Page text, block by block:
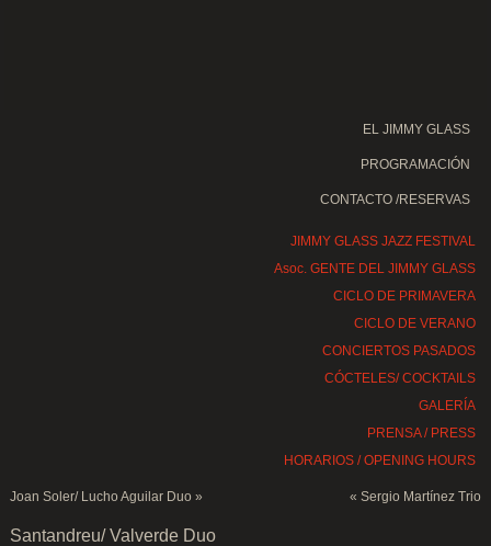
EL JIMMY GLASS
PROGRAMACIÓN
CONTACTO /RESERVAS
JIMMY GLASS JAZZ FESTIVAL
Asoc. GENTE DEL JIMMY GLASS
CICLO DE PRIMAVERA
CICLO DE VERANO
CONCIERTOS PASADOS
CÓCTELES/ COCKTAILS
GALERÍA
PRENSA / PRESS
HORARIOS / OPENING HOURS
Joan Soler/ Lucho Aguilar Duo » « Sergio Martínez Trio
Santandreu/ Valverde Duo